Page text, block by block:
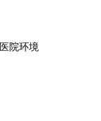
医院环境